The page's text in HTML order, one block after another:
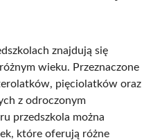
znajdują się
wieku. Przeznaczone
pięciolatków oraz
z odroczonym
przedszkola można
które oferują różne